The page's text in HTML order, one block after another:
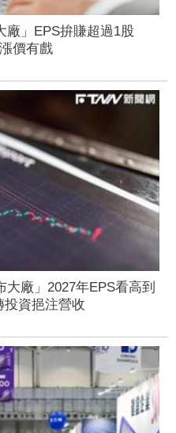
廠」EPS拚賺超過1股
價有戲
廠」2027年EPS看高到
資挹注營收